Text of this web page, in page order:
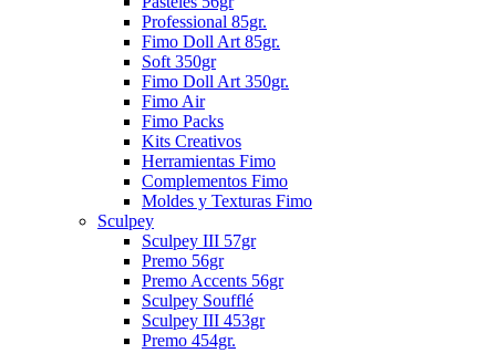
Professional 85gr.
Fimo Doll Art 85gr.
Soft 350gr
Fimo Doll Art 350gr.
Fimo Air
Fimo Packs
Kits Creativos
Herramientas Fimo
Complementos Fimo
Moldes y Texturas Fimo
Sculpey
Sculpey III 57gr
Premo 56gr
Premo Accents 56gr
Sculpey Soufflé
Sculpey III 453gr
Premo 454gr.